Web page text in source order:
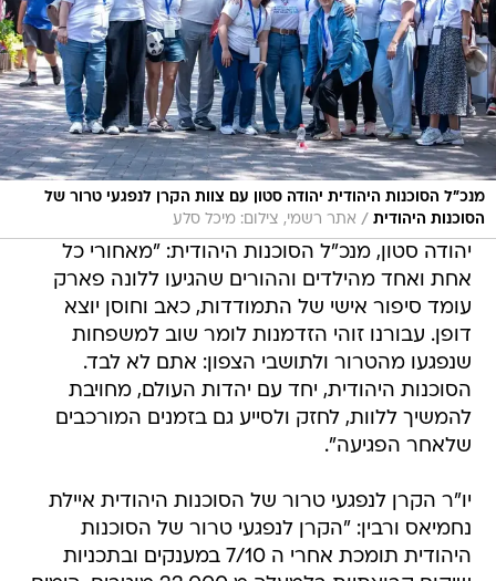
מנכ״ל הסוכנות היהודית יהודה סטון עם צוות הקרן לנפגעי טרור של
הסוכנות היהודית / אתר רשמי, צילום: מיכל סלע
יהודה סטון, מנכ"ל הסוכנות היהודית: "מאחורי כל
אחת ואחד מהילדים וההורים שהגיעו ללונה פארק
עומד סיפור אישי של התמודדות, כאב וחוסן יוצא
דופן. עבורנו זוהי הזדמנות לומר שוב למשפחות
שנפגעו מהטרור ולתושבי הצפון: אתם לא לבד.
הסוכנות היהודית, יחד עם יהדות העולם, מחויבת
להמשיך ללוות, לחזק ולסייע גם בזמנים המורכבים
שלאחר הפגיעה".
יו"ר הקרן לנפגעי טרור של הסוכנות היהודית איילת
נחמיאס ורבין: "הקרן לנפגעי טרור של הסוכנות
היהודית תומכת אחרי ה 7/10 במענקים ובתכניות